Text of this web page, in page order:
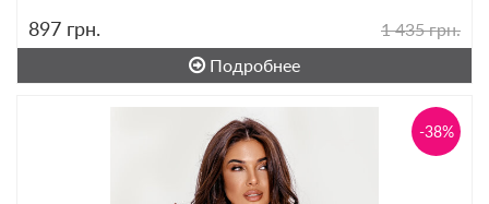
897 грн.
1 435 грн.
Подробнее
-38%